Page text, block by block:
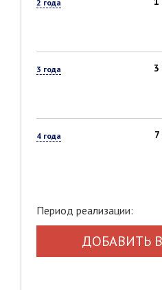
2 года
3 года 3
4 года
Период реализации:
ДОБАВИТЬ